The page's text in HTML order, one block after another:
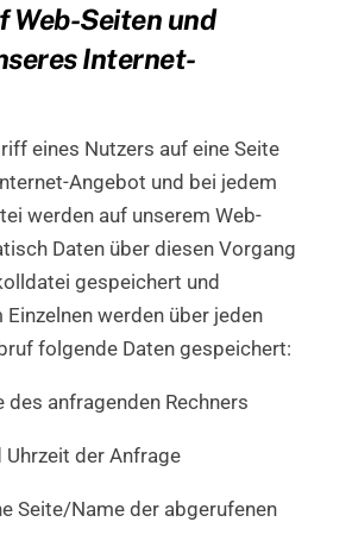
Web-Seiten und
Internet-
eines Nutzers auf eine Seite
Angebot und bei jedem
werden auf unserem Web-
Daten über diesen Vorgang
gespeichert und
werden über jeden
folgende Daten gespeichert:
des anfragenden Rechners
Uhrzeit der Anfrage
Seite/Name der abgerufenen